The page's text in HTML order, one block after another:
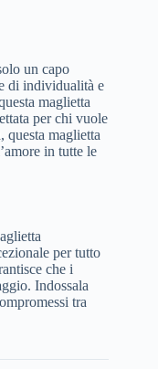
un capo
di individualità e
maglietta
per chi vuole
questa maglietta
in tutte le
per tutto
che i
Indossala
tra